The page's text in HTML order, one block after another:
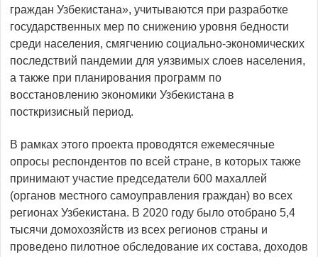
граждан Узбекистана», учитываются при разработке
государственных мер по снижению уровня бедности
среди населения, смягчению социально-экономических
последствий пандемии для уязвимых слоев населения,
а также при планирования программ по
восстановлению экономики Узбекистана в
посткризисный период.
В рамках этого проекта проводятся ежемесячные
опросы респондентов по всей стране, в которых также
принимают участие председатели 600 махаллей
(органов местного самоуправления граждан) во всех
регионах Узбекистана. В 2020 году было отобрано 5,4
тысячи домохозяйств из всех регионов страны и
проведено пилотное обследование их состава, доходов